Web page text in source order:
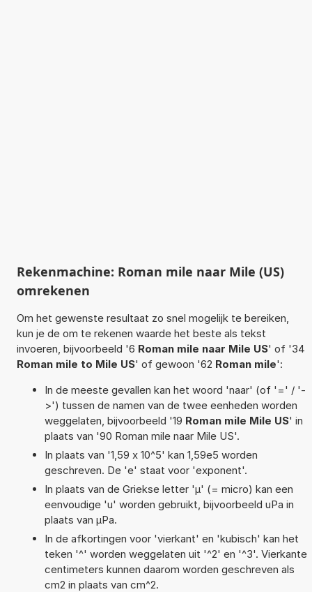
Rekenmachine: Roman mile naar Mile (US)
omrekenen
Om het gewenste resultaat zo snel mogelijk te bereiken,
kun je de om te rekenen waarde het beste als tekst
invoeren, bijvoorbeeld '6 Roman mile naar Mile US' of '34
Roman mile to Mile US' of gewoon '62 Roman mile':
In de meeste gevallen kan het woord 'naar' (of '=' / '-
>') tussen de namen van de twee eenheden worden
weggelaten, bijvoorbeeld '19 Roman mile Mile US' in
plaats van '90 Roman mile naar Mile US'.
In plaats van '1,59 x 10^5' kan 1,59e5 worden
geschreven. De 'e' staat voor 'exponent'.
In plaats van de Griekse letter 'µ' (= micro) kan een
eenvoudige 'u' worden gebruikt, bijvoorbeeld uPa in
plaats van µPa.
In de afkortingen voor 'vierkant' en 'kubisch' kan het
teken '^' worden weggelaten uit '^2' en '^3'. Vierkante
centimeters kunnen daarom worden geschreven als
cm2 in plaats van cm^2.